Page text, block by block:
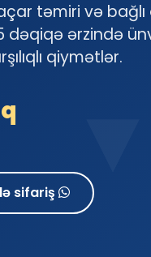
təmiri və bağlı
dəqiqə ərzində
qiymətlər.
sifariş